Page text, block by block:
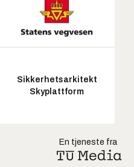
Sikkerhetsarkitekt
Skyplattform
En tjeneste fra